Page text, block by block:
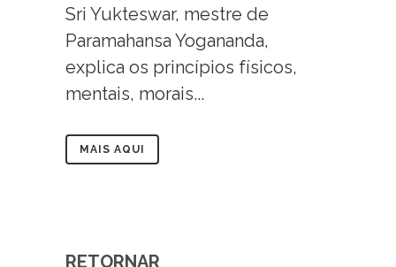
Sri Yukteswar, mestre de
Paramahansa Yogananda,
explica os princípios físicos,
mentais, morais...
MAIS AQUI
RETORNAR